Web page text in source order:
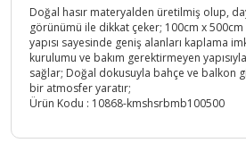
Doğal hasır materyalden üretilmiş olup,
görünümü ile dikkat çeker; 100cm x
yapısı sayesinde geniş alanları kaplama
kurulumu ve bakım gerektirmeyen
sağlar; Doğal dokusuyla bahçe ve balkon
bir atmosfer yaratır;
Ürün Kodu : 10868-kmshsrbmb100500